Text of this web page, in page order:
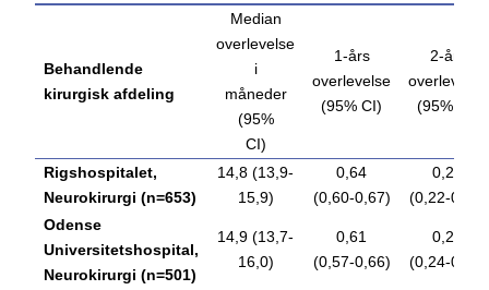
Behandlende
kirurgisk afdeling
Median
overlevelse
i
måneder
(95%
CI)
1-års
overlevelse
(95% CI)
2-års
overlevelse
(95% CI)
Rigshospitalet,
Neurokirurgi (n=653)
14,8 (13,9-
15,9)
0,64
(0,60-0,67)
0,25
(0,22-0,29)
Odense
Universitetshospital,
Neurokirurgi (n=501)
14,9 (13,7-
16,0)
0,61
(0,57-0,66)
0,28
(0,24-0,33)